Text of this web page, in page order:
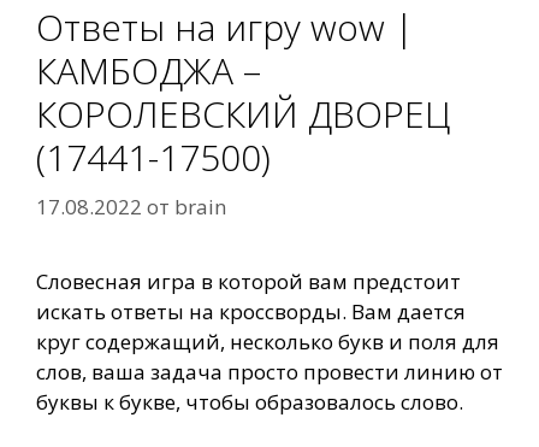
Ответы на игру wow |
КАМБОДЖА –
КОРОЛЕВСКИЙ ДВОРЕЦ
(17441-17500)
17.08.2022 от brain
Словесная игра в которой вам предстоит
искать ответы на кроссворды. Вам дается
круг содержащий, несколько букв и поля для
слов, ваша задача просто провести линию от
буквы к букве, чтобы образовалось слово.